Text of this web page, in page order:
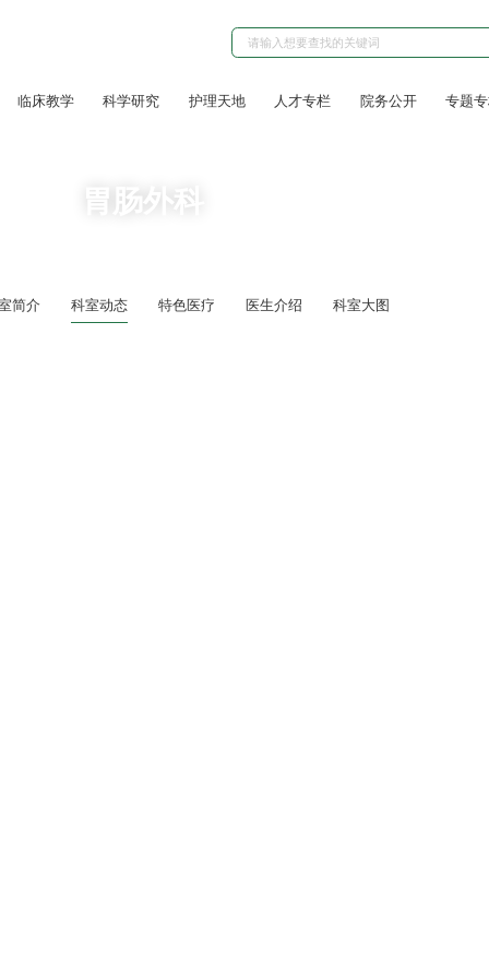
临床教学 科学研究 护理天地 人才专栏 院务公开 专题
胃肠外科
简介 科室动态 特色医疗 医生介绍 科室大图
大学第三附属医院8个科室建立专科联盟
神经外科副主任向欣、心血管内科副主任陈章荣、妇科副主任
尿外科护士长乔筠等8个学科主任、副主任或科室代表一同赴贵
,副院长程华等院领导班子成员、各行政科室负责人和相关临床学
院将通过“组团式”帮扶、专科联盟等形式搭建医疗、教学、科研